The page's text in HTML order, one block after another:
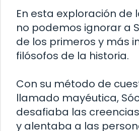
En esta exploración de
no podemos ignorar a
de los primeros y más
filósofos de la historia.
Con su método de
llamado mayéutica,
desafiaba las
y alentaba a las